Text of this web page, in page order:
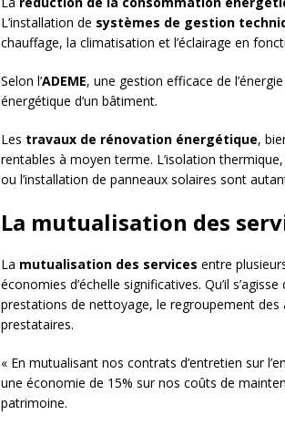
L’installation de systèmes de gestion
chauffage, la climatisation et l’éclairage en
Selon l’ADEME, une gestion efficace de
énergétique d’un bâtiment.
Les travaux de rénovation énergétique,
rentables à moyen terme. L’isolation
ou l’installation de panneaux solaires sont
La mutualisation des
La mutualisation des services entre
économies d’échelle significatives. Qu’il
prestations de nettoyage, le regroupement
prestataires.
« En mutualisant nos contrats d’entretien sur
une économie de 15% sur nos coûts de
patrimoine.